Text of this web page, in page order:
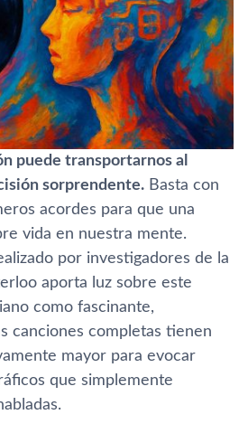
puede transportarnos al
sorprendente. Basta con
acordes para que una
vida en nuestra mente.
por investigadores de la
aporta luz sobre este
como fascinante,
canciones completas tienen
mayor para evocar
que simplemente